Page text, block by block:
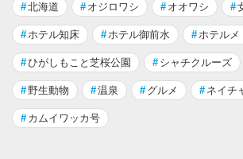
#北海道 # オジロワシ # オオワシ #
#ホテル知床 #ホテル御前水 #ホテルメ
#ひがしもこと芝桜公園 # シャチクルーズ
#野生動物 #温泉 # グルメ # ネイチ
# カムイワッカ号